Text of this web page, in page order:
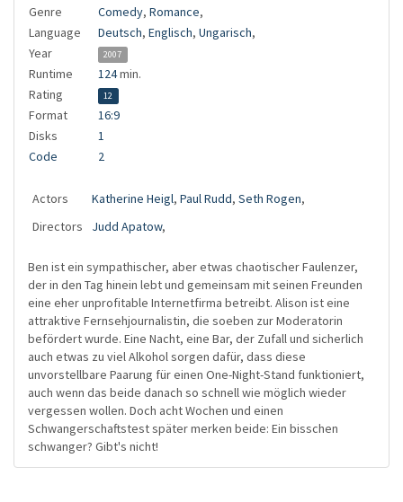
Genre
Comedy, Romance,
Language
Deutsch, Englisch, Ungarisch,
Year
2007
Runtime 124min.
Rating
12
Format
16:9
Disks
1
Code
2
Actors Katherine Heigl, Paul Rudd, Seth Rogen,
Directors
Judd Apatow,
Ben ist ein sympathischer, aber etwas chaotischer Faulenzer,
der in den Tag hinein lebt und gemeinsam mit seinen Freunden
eine eher unprofitable Internetfirma betreibt. Alison ist eine
attraktive Fernsehjournalistin, die soeben zur Moderatorin
befördert wurde. Eine Nacht, eine Bar, der Zufall und sicherlich
auch etwas zu viel Alkohol sorgen dafür, dass diese
unvorstellbare Paarung für einen One-Night-Stand funktioniert,
auch wenn das beide danach so schnell wie möglich wieder
vergessen wollen. Doch acht Wochen und einen
Schwangerschaftstest später merken beide: Ein bisschen
schwanger? Gibt's nicht!